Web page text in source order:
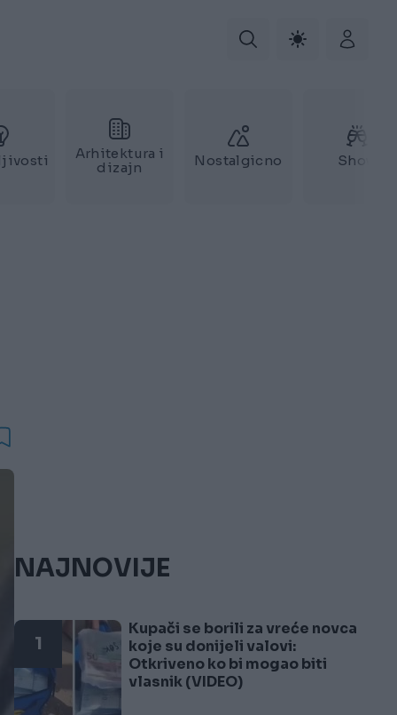
Arhitektura i
dizajn
Nostalgicno Show
NAJNOVIJE
1
Kupači se borili za vreće novca
koje su donijeli valovi:
Otkriveno ko bi mogao biti
vlasnik (VIDEO)